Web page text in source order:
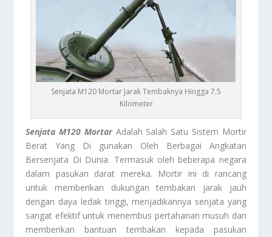
Senjata M120 Mortar Jarak Tembaknya Hingga 7.5
Kilometer
Senjata M120 MortarAdalah Salah Satu Sistem Mortir
Berat Yang Di gunakan Oleh Berbagai Angkatan
Bersenjata Di Dunia. Termasuk oleh beberapa negara
dalam pasukan darat mereka. Mortir ini di rancang
untuk memberikan dukungan tembakan jarak jauh
dengan daya ledak tinggi, menjadikannya senjata yang
sangat efektif untuk menembus pertahanan musuh dan
memberikan bantuan tembakan kepada pasukan